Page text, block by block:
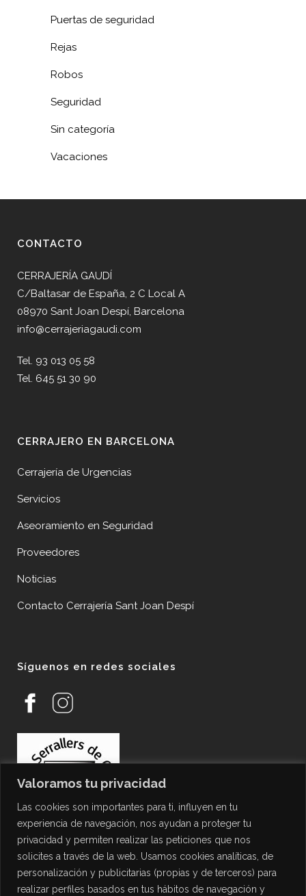
Valoramos tu privacidad
Las cookies son importantes para ti, influyen en tu
experiencia de navegación, nos ayudan a proteger tu
privacidad y permiten realizar las peticiones que nos
solicites a través de la web. Usamos cookies analíticas, de
personalización y publicitarias (propias y de terceros) para
realizar perfiles basados en tus hábitos de navegación y
Puertas de seguridad
Rejas
Robos
Seguridad
Sin categoría
Vacaciones
CONTACTO
CERRAJERÍA GAUDÍ
C/Baltasar de España, 2 C Local A
08970 Sant Joan Despí, Barcelona
info@cerrajeriagaudi.com
Tel. 93 013 05 58
Tel. 645 51 30 90
CERRAJERO EN BARCELONA
Cerrajería de Urgencias
Servicios
Aseoramiento en Seguridad
Proveedores
Noticias
Contacto Cerrajería Sant Joan Despí
Síguenos en redes sociales
PROTECCIÓN DE DATOS